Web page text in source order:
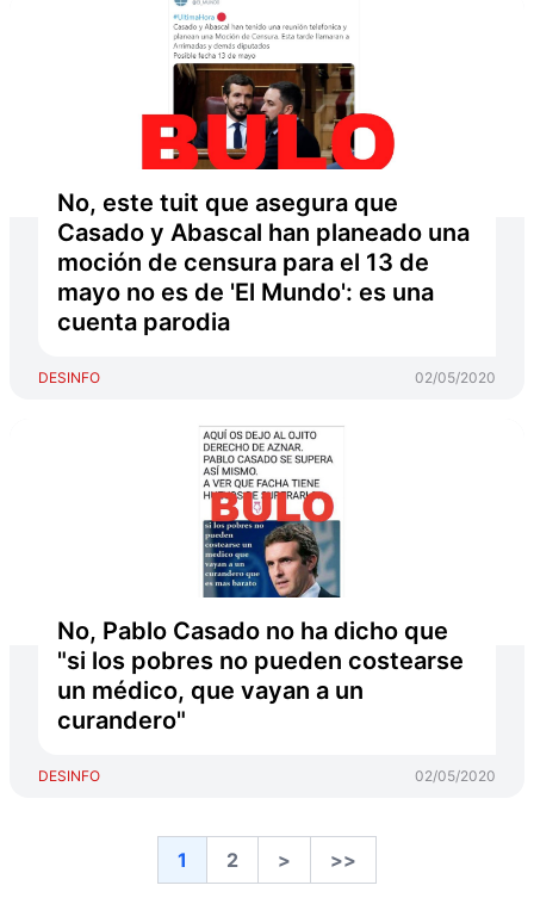
No, este tuit que asegura que
Casado y Abascal han planeado una
moción de censura para el 13 de
mayo no es de 'El Mundo': es una
cuenta parodia
DESINFO 02/05/2020
No, Pablo Casado no ha dicho que
"si los pobres no pueden costearse
un médico, que vayan a un
curandero"
DESINFO 02/05/2020
1 2 > >>